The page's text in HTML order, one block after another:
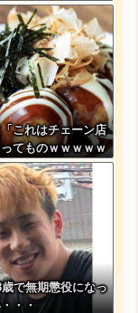
これはチェーン店
てものｗｗｗｗｗ
で無期懲役になっ
・・